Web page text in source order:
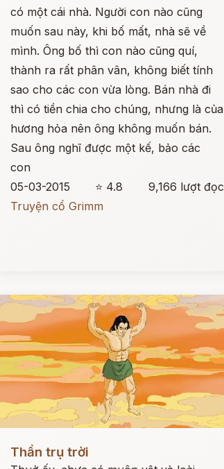
có một cái nhà. Người con nào cũng
muốn sau này, khi bố mất, nhà sẽ về
mình. Ông bố thì con nào cũng quí,
thành ra rất phân vân, không biết tính
sao cho các con vừa lòng. Bán nhà đi
thì có tiền chia cho chúng, nhưng là của
hương hỏa nên ông không muốn bán.
Sau ông nghĩ được một kế, bảo các
con
05-03-2015
⭐ 4.8
9,166 lượt đọc
Truyện cổ Grimm
Đọc ngay
Thần trụ trời